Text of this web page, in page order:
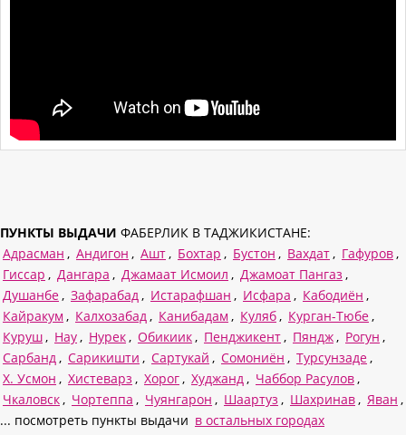
ПУНКТЫ ВЫДАЧИ ФАБЕРЛИК В ТАДЖИКИСТАНЕ:
Адрасман , Андигон , Ашт , Бохтар , Бустон , Вахдат , Гафуров ,
Гиссар , Дангара , Джамаат Исмоил , Джамоат Пангаз ,
Душанбе , Зафарабад , Истарафшан , Исфара , Кабодиён ,
Кайракум , Калхозабад , Канибадам , Куляб , Курган-Тюбе ,
Куруш , Нау , Нурек , Обикиик , Пенджикент , Пяндж , Рогун ,
Сарбанд , Сарикишти , Сартукай , Сомониён , Турсунзаде ,
Х. Усмон , Хистеварз , Хорог , Худжанд , Чаббор Расулов ,
Чкаловск , Чортеппа , Чуянгарон , Шаартуз , Шахринав , Яван ,
... посмотреть пункты выдачи в остальных городах